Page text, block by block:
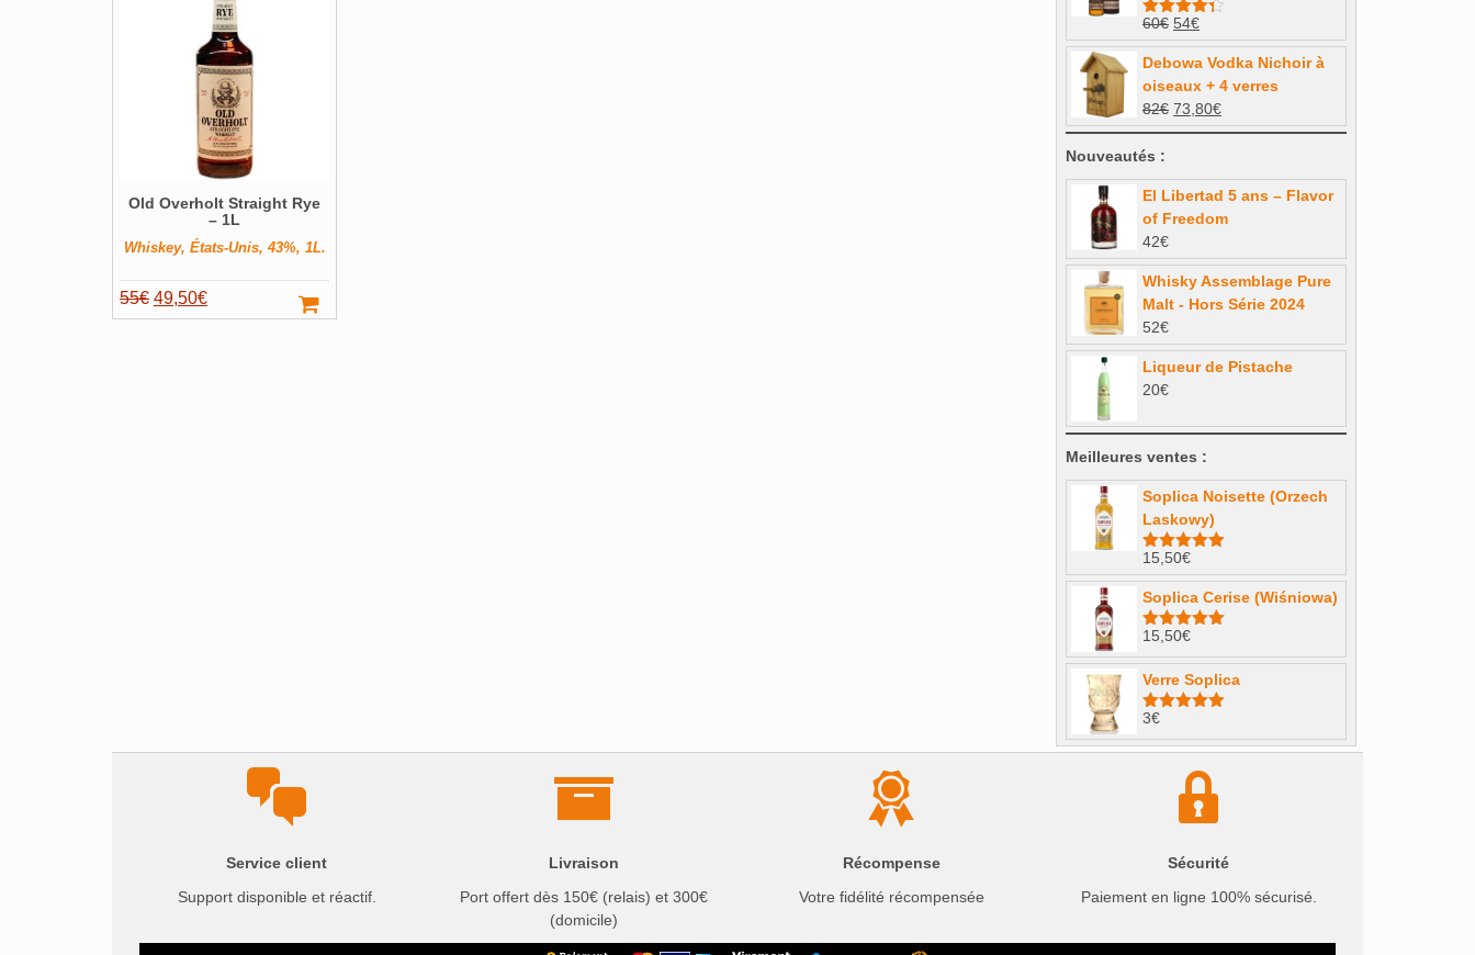
Old Overholt Straight Rye
– 1L
Whiskey, États-Unis, 43%, 1L.
55€ Le
prix
49,50€Le
prix
45€.
38,25€.
Note4.33
sur 5
60€ Le
prix
initial
était :
60€.
54€Le
prix
actuel
est :
54€.
Debowa Vodka Nichoir à
oiseaux + 4 verres
82€ Le
prix
était :
82€.
73,80€Le
prix
est :
73,80€.
Nouveautés :
El Libertad 5 ans – Flavor
of Freedom
42€
Whisky Assemblage Pure
Malt - Hors Série 2024
52€
Liqueur de Pistache
20€
Meilleures ventes :
Soplica Noisette (Orzech
Laskowy)
Note4.98
sur 5
15,50€
Soplica Cerise (Wiśniowa)
Note5.00
sur 5
15,50€
Verre Soplica
Note
sur 5
3€
Service client
Support disponible et réactif.
Livraison
Port offert dès 150€ (relais) et 300€
(domicile)
Récompense
Votre fidélité récompensée
Sécurité
Paiement en ligne 100% sécurisé.